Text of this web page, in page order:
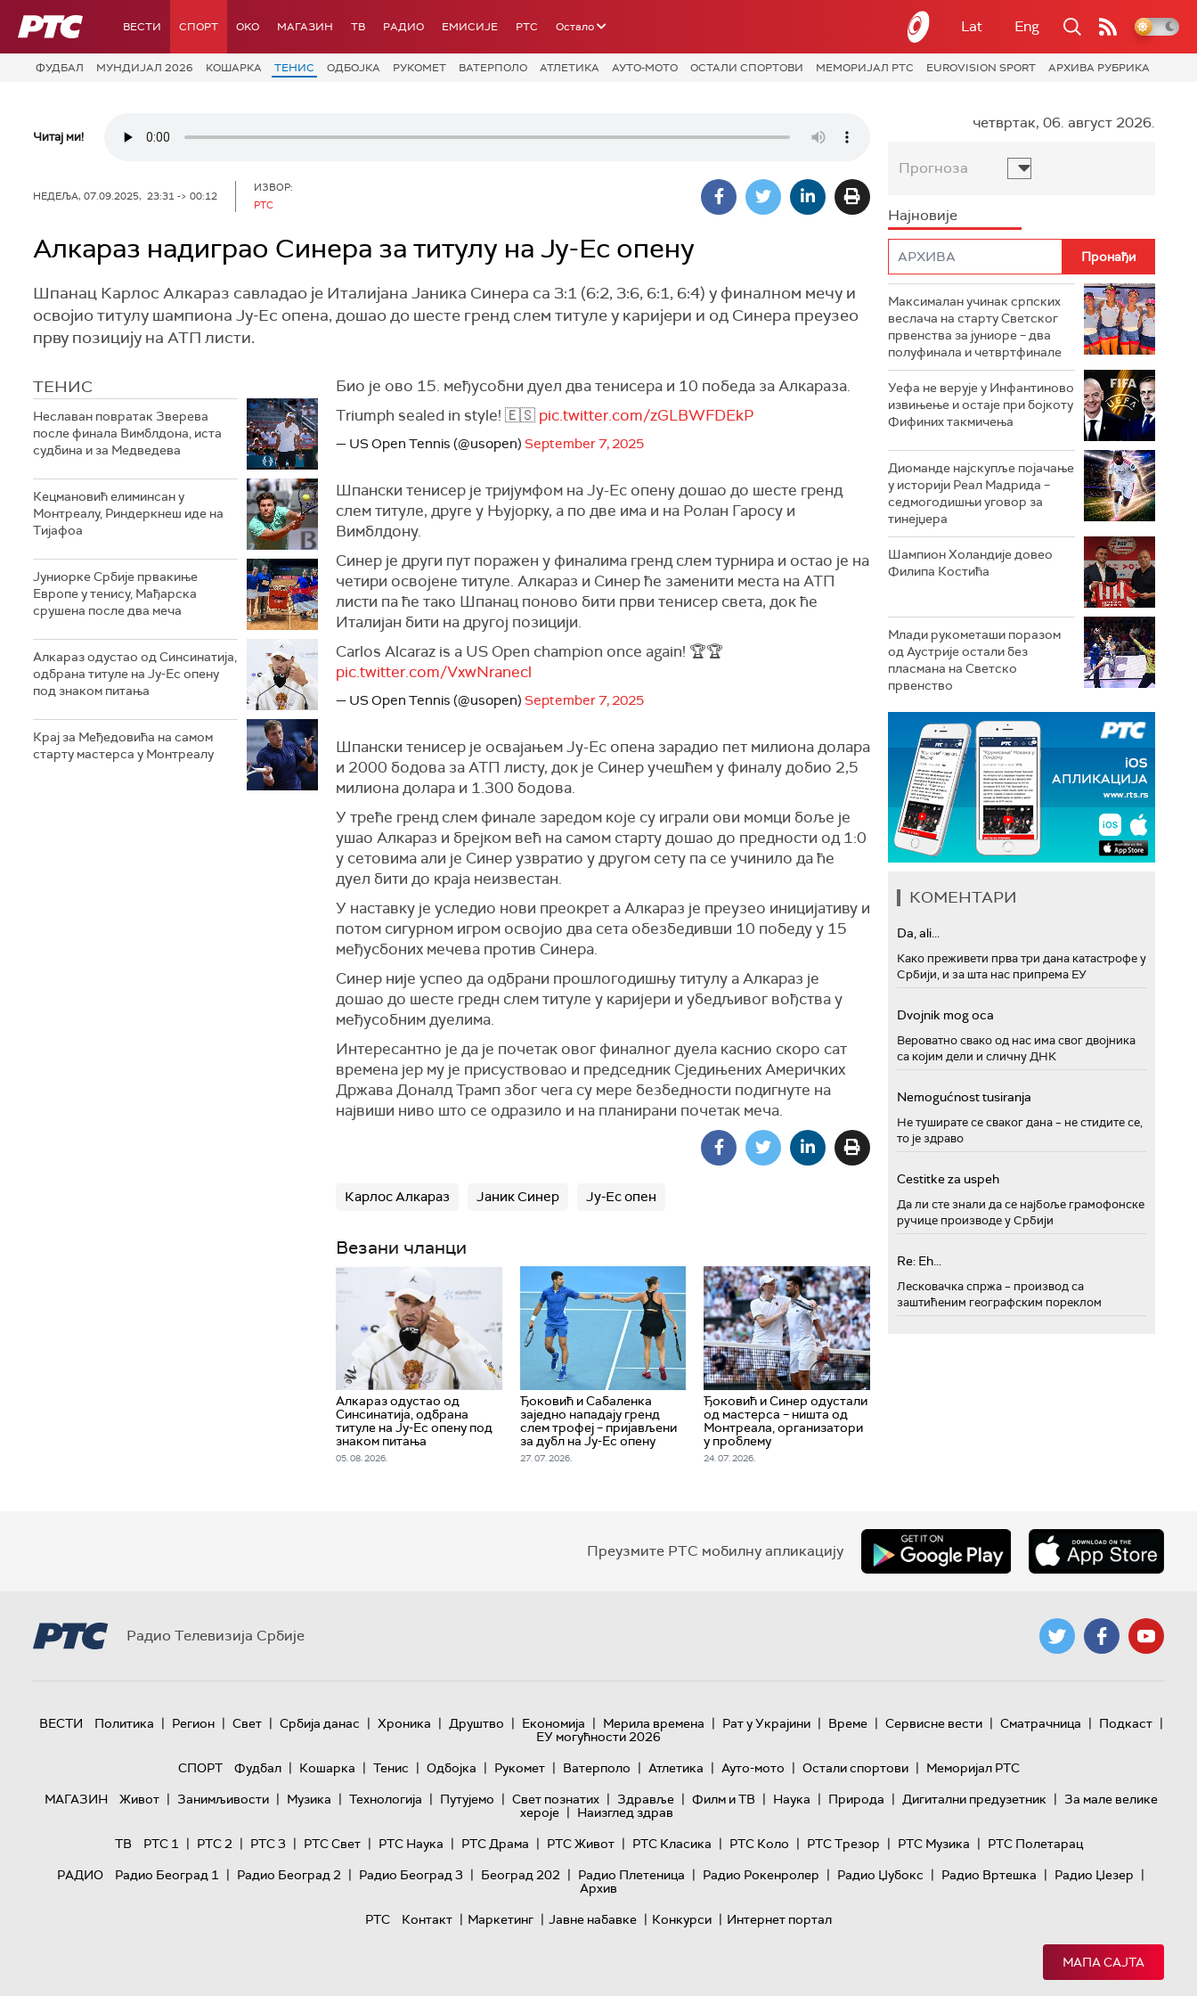
РТС ВЕСТИ СПОРТ OKO МАГАЗИН ТВ РАДИО ЕМИСИЈЕ РТС Остало Lat Eng
ФУДБАЛ МУНДИЈАЛ 2026 КОШАРКА ТЕНИС ОДБОЈКА РУКОМЕТ ВАТЕРПОЛО АТЛЕТИКА АУТО-МОТО ОСТАЛИ СПОРТОВИ МЕМОРИЈАЛ РТС EUROVISION SPORT АРХИВА РУБРИКА
Читај ми!
НЕДЕЉА, 07.09.2025, 23:31 -> 00:12
ИЗВОР:
РТС
Алкараз надиграо Синера за титулу на Ју-Ес опену
Шпанац Карлос Алкараз савладао је Италијана Јаника Синера са 3:1 (6:2, 3:6, 6:1, 6:4) у финалном мечу и
освојио титулу шампиона Ју-Ес опена, дошао до шесте гренд слем титуле у каријери и од Синера преузео
прву позицију на АТП листи.
ТЕНИС
Неславан повратак Зверева
после финала Вимблдона, иста
судбина и за Медведева
Кецмановић елиминсан у
Монтреалу, Риндеркнеш иде на
Тијафоа
Јуниорке Србије првакиње
Европе у тенису, Мађарска
срушена после два меча
Алкараз одустао од Синсинатија,
одбрана титуле на Ју-Ес опену
под знаком питања
Крај за Међедовића на самом
старту мастерса у Монтреалу
Био је ово 15. међусобни дуел два тенисера и 10 победа за Алкараза.
Triumph sealed in style! 🇪🇸 pic.twitter.com/zGLBWFDEkP
— US Open Tennis (@usopen) September 7, 2025
Шпански тенисер је тријумфом на Ју-Ес опену дошао до шесте гренд
слем титуле, друге у Њујорку, а по две има и на Ролан Гаросу и
Вимблдону.
Синер је други пут поражен у финалима гренд слем турнира и остао је на
четири освојене титуле. Алкараз и Синер ће заменити места на АТП
листи па ће тако Шпанац поново бити први тенисер света, док ће
Италијан бити на другој позицији.
Carlos Alcaraz is a US Open champion once again! 🏆🏆
pic.twitter.com/VxwNranecl
— US Open Tennis (@usopen) September 7, 2025
Шпански тенисер је освајањем Ју-Ес опена зарадио пет милиона долара
и 2000 бодова за АТП листу, док је Синер учешћем у финалу добио 2,5
милиона долара и 1.300 бодова.
У треће гренд слем финале заредом које су играли ови момци боље је
ушао Алкараз и брејком већ на самом старту дошао до предности од 1:0
у сетовима али је Синер узвратио у другом сету па се учинило да ће
дуел бити до краја неизвестан.
У наставку је уследио нови преокрет а Алкараз је преузео иницијативу и
потом сигурном игром освојио два сета обезбедивши 10 победу у 15
међусбоних мечева против Синера.
Синер није успео да одбрани прошлогодишњу титулу а Алкараз је
дошао до шесте гредн слем титуле у каријери и убедљивог вођства у
међусобним дуелима.
Интересантно је да је почетак овог финалног дуела каснио скоро сат
времена јер му је присуствовао и председник Сједињених Америчких
Држава Доналд Трамп због чега су мере безбедности подигнуте на
највиши ниво што се одразило и на планирани почетак меча.
Карлос Алкараз Јаник Синер Ју-Ес опен
Везани чланци
Алкараз одустао од
Синсинатија, одбрана
титуле на Ју-Ес опену под
знаком питања
05. 08. 2026.
Ђоковић и Сабаленка
заједно нападају гренд
слем трофеј – пријављени
за дубл на Ју-Ес опену
27. 07. 2026.
Ђоковић и Синер одустали
од мастерса – ништа од
Монтреала, организатори
у проблему
24. 07. 2026.
четвртак, 06. август 2026.
Прогноза
Најновије
Максималан учинак српских
веслача на старту Светског
првенства за јуниоре – два
полуфинала и четвртфинале
Уефа не верује у Инфантиново
извињење и остаје при бојкоту
Фифиних такмичења
Диоманде најскупље појачање
у историји Реал Мадрида –
седмогодишњи уговор за
тинејџера
Шампион Холандије довео
Филипа Костића
Млади рукометаши поразом
од Аустрије остали без
пласмана на Светско
првенство
КОМЕНТАРИ
Da, ali...
Како преживети прва три дана катастрофе у
Србији, и за шта нас припрема ЕУ
Dvojnik mog oca
Вероватно свако од нас има свог двојника
са којим дели и сличну ДНК
Nemogućnost tusiranja
Не туширате се сваког дана – не стидите се,
то је здраво
Cestitke za uspeh
Да ли сте знали да се најбоље грамофонске
ручице производе у Србији
Re: Eh...
Лесковачка спржа – производ са
заштићеним географским пореклом
Преузмите РТС мобилну апликацију
Радио Телевизија Србије
ВЕСТИ Политика | Регион | Свет | Србија данас | Хроника | Друштво | Економија | Мерила времена | Рат у Украјини | Време | Сервисне вести | Сматрачница | Подкаст |
ЕУ могућности 2026
СПОРТ
Фудбал | Кошарка | Тенис | Одбојка | Рукомет | Ватерполо | Атлетика | Ауто-мото | Остали спортови | Меморијал РТС
МАГАЗИН
Живот | Занимљивости | Музика | Технологијa | Путујемо | Свет познатих | Здравље | Филм и ТВ | Наука | Природа | Дигитални предузетник | За мале велике
хероје | Наизглед здрав
ТВ
РТС 1 | РТС 2 | РТС 3 | РТС Свет | РТС Наука | РТС Драма | РТС Живот | РТС Класика | РТС Коло | РТС Трезор | РТС Музика | РТС Полетарац
РАДИО
Радио Београд 1 | Радио Београд 2 | Радио Београд 3 | Београд 202 | Радио Плетеница | Радио Рокенролер | Радио Џубокс | Радио Вртешка | Радио Џезер |
Архив
РТС
Контакт | Маркетинг | Јавне набавке | Конкурси | Интернет портал
МАПА САЈТА